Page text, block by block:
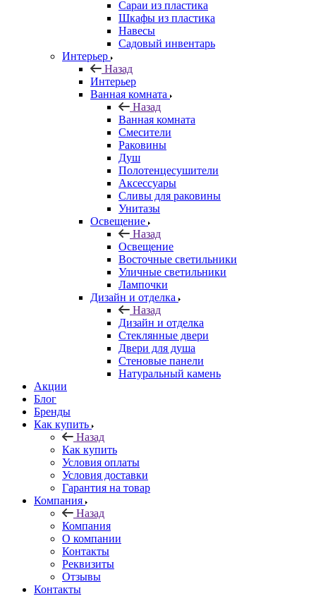
Сараи из пластика
Шкафы из пластика
Навесы
Садовый инвентарь
Интерьер
Назад
Интерьер
Ванная комната
Назад
Ванная комната
Смесители
Раковины
Душ
Полотенцесушители
Аксессуары
Сливы для раковины
Унитазы
Освещение
Назад
Освещение
Восточные светильники
Уличные светильники
Лампочки
Дизайн и отделка
Назад
Дизайн и отделка
Стеклянные двери
Двери для душа
Стеновые панели
Натуральный камень
Акции
Блог
Бренды
Как купить
Назад
Как купить
Условия оплаты
Условия доставки
Гарантия на товар
Компания
Назад
Компания
О компании
Контакты
Реквизиты
Отзывы
Контакты